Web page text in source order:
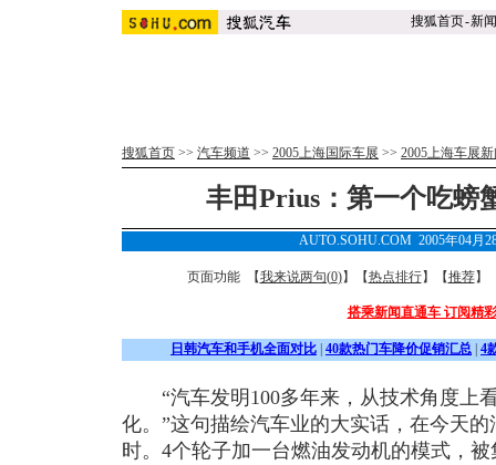
搜狐首页-新闻
搜狐首页 >> 汽车频道 >> 2005上海国际车展 >> 2005上海车展
丰田Prius：第一个吃螃
AUTO.SOHU.COM 2005年04
页面功能 【我来说两句(0)】【热点排行】【推荐】
搭乘新闻直通车 订阅精
日韩汽车和手机全面对比 40款热门车降价促销汇总 4
“汽车发明100多年来，从技术角度上
化。”这句描绘汽车业的大实话，在今天
时。4个轮子加一台燃油发动机的模式，